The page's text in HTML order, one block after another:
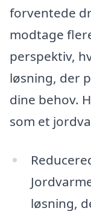
forventede
modtage
perspektiv,
løsning, der
dine behov.
som et
løsning,